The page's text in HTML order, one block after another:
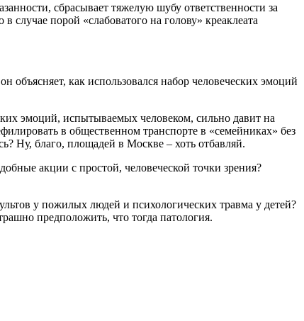
сбрасывает тяжелую шубу ответственности за
порой «слабоватого на голову» креаклеата
как использовался набор человеческих эмоций
эмоций, испытываемых человеком, сильно давит на
в общественном транспорте в «семейниках» без
Ну, благо, площадей в Москве – хоть отбавляй.
акции с простой, человеческой точки зрения?
у пожилых людей и психологических травма у детей?
предположить, что тогда патология.